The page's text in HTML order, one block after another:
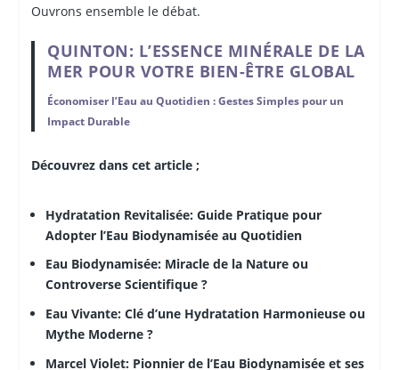
Ouvrons ensemble le débat.
QUINTON: L’ESSENCE MINÉRALE DE LA
MER POUR VOTRE BIEN-ÊTRE GLOBAL
Économiser l’Eau au Quotidien : Gestes Simples pour un
Impact Durable
Découvrez dans cet article ;
Hydratation Revitalisée: Guide Pratique pour
Adopter l’Eau Biodynamisée au Quotidien
Eau Biodynamisée: Miracle de la Nature ou
Controverse Scientifique ?
Eau Vivante: Clé d’une Hydratation Harmonieuse ou
Mythe Moderne ?
Marcel Violet: Pionnier de l’Eau Biodynamisée et ses